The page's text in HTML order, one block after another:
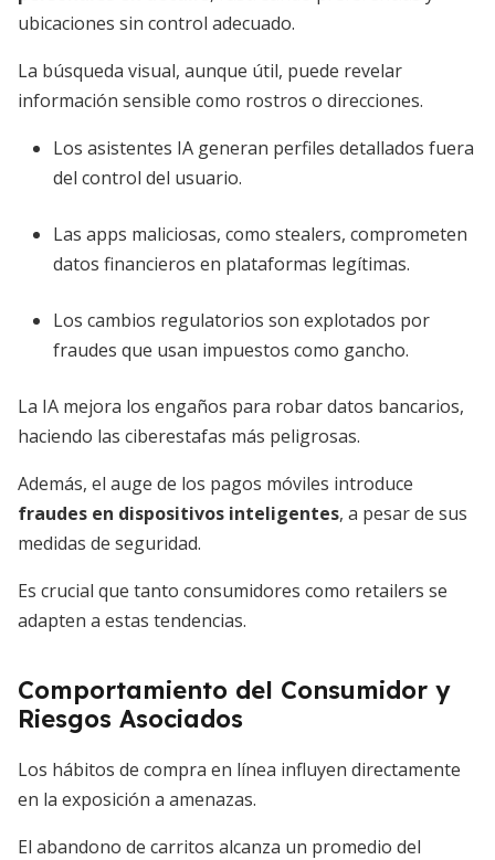
ubicaciones sin control adecuado.
La búsqueda visual, aunque útil, puede revelar
información sensible como rostros o direcciones.
Los asistentes IA generan perfiles detallados fuera
del control del usuario.
Las apps maliciosas, como stealers, comprometen
datos financieros en plataformas legítimas.
Los cambios regulatorios son explotados por
fraudes que usan impuestos como gancho.
La IA mejora los engaños para robar datos bancarios,
haciendo las ciberestafas más peligrosas.
Además, el auge de los pagos móviles introduce
fraudes en dispositivos inteligentes, a pesar de sus
medidas de seguridad.
Es crucial que tanto consumidores como retailers se
adapten a estas tendencias.
Comportamiento del Consumidor y
Riesgos Asociados
Los hábitos de compra en línea influyen directamente
en la exposición a amenazas.
El abandono de carritos alcanza un promedio del